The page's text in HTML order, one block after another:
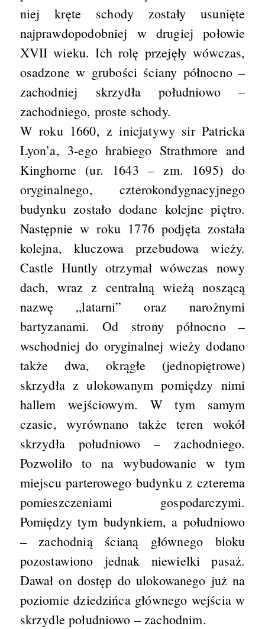
niej kręte schody zostały usunięte
najprawdopodobniej w drugiej połowie
XVII wieku. Ich rolę przejęły wówczas,
osadzone w grubości ściany północno –
zachodniej skrzydła południowo –
zachodniego, proste schody.
W roku 1660, z inicjatywy sir Patricka
Lyon’a, 3-ego hrabiego Strathmore and
Kinghorne (ur. 1643 – zm. 1695) do
oryginalnego, czterokondygnacyjnego
budynku zostało dodane kolejne piętro.
Następnie w roku 1776 podjęta została
kolejna, kluczowa przebudowa wieży.
Castle Huntly otrzymał wówczas nowy
dach, wraz z centralną wieżą noszącą
nazwę „latarni” oraz narożnymi
bartyzanami. Od strony północno –
wschodniej do oryginalnej wieży dodano
także dwa, okrągłe (jednopiętrowe)
skrzydła z ulokowanym pomiędzy nimi
hallem wejściowym. W tym samym
czasie, wyrównano także teren wokół
skrzydła południowo – zachodniego.
Pozwoliło to na wybudowanie w tym
miejscu parterowego budynku z czterema
pomieszczeniami gospodarczymi.
Pomiędzy tym budynkiem, a południowo
– zachodnią ścianą głównego bloku
pozostawiono jednak niewielki pasaż.
Dawał on dostęp do ulokowanego już na
poziomie dziedzińca głównego wejścia w
skrzydle południowo – zachodnim.